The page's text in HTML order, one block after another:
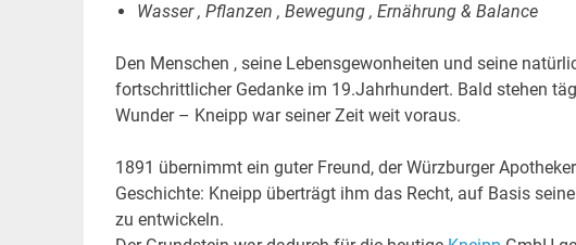
Wasser , Pflanzen , Bewegung , Ernährung & Balance
Den Menschen , seine Lebensgewonheiten und seine
fortschrittlicher Gedanke im 19.Jahrhundert. Bald stehen
Wunder – Kneipp war seiner Zeit weit voraus.
1891 übernimmt ein guter Freund, der Würzburger
Geschichte: Kneipp überträgt ihm das Recht, auf Basis
zu entwickeln.